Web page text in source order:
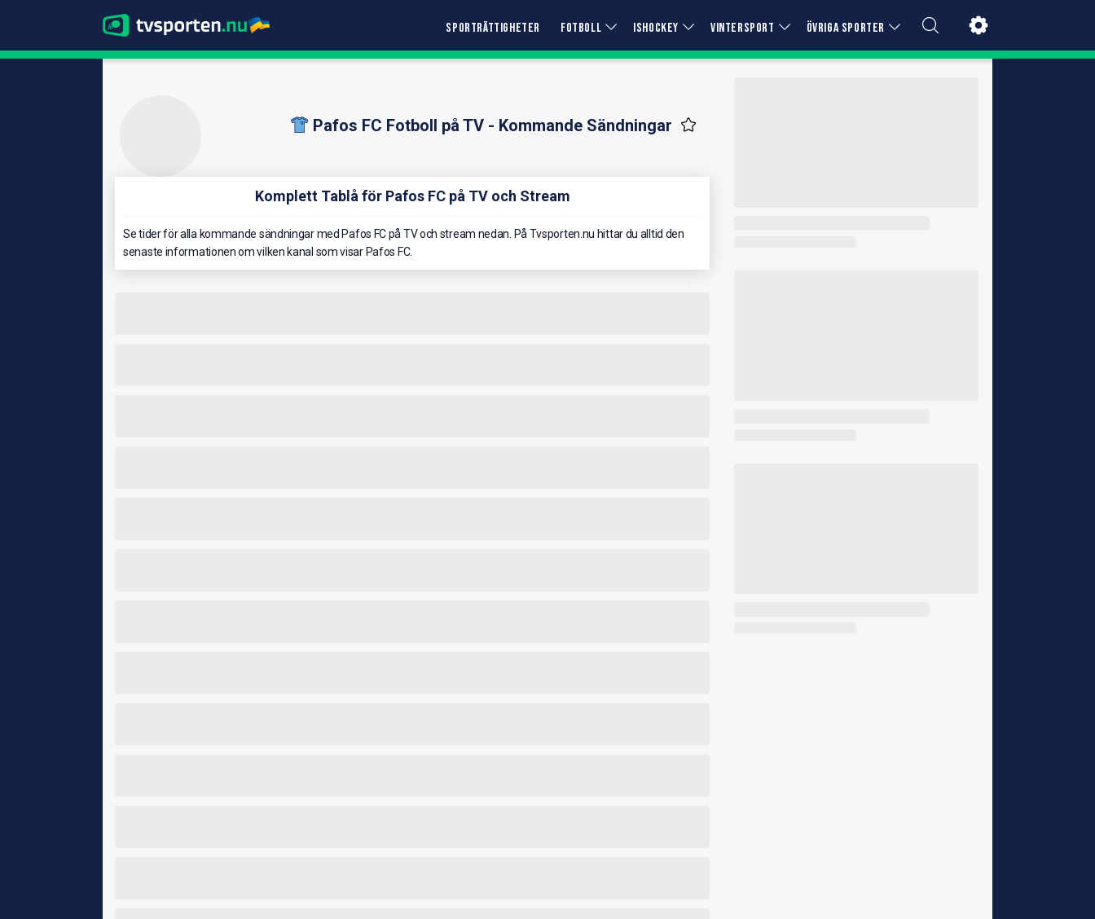
SPORTRÄTTIGHETER FOTBOLL ISHOCKEY VINTERSPORT ÖVRIGA SPORTER
Pafos FC Fotboll på TV - Kommande Sändningar
Komplett Tablå för Pafos FC på TV och Stream
Se tider för alla kommande sändningar med Pafos FC på TV och stream nedan. På Tvsporten.nu hittar du alltid den
senaste informationen om vilken kanal som visar Pafos FC.